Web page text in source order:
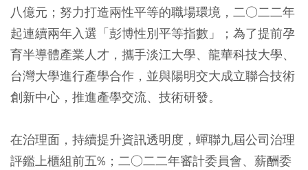
八億元；努力打造兩性平等的職場環境，二○二二年
起連續兩年入選「彭博性別平等指數」；為了提前孕
育半導體產業人才，攜手淡江大學、龍華科技大學、
台灣大學進行產學合作，並與陽明交大成立聯合技術
創新中心，推進產學交流、技術研發。
在治理面，持續提升資訊透明度，蟬聯九屆公司治理
評鑑上櫃組前五%；二○二二年審計委員會、薪酬委